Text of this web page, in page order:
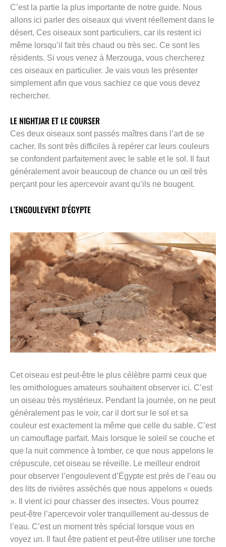
C’est la partie la plus importante de notre guide. Nous
allons ici parler des oiseaux qui vivent réellement dans le
désert. Ces oiseaux sont particuliers, car ils restent ici
même lorsqu’il fait très chaud ou très sec. Ce sont les
résidents. Si vous venez à Merzouga, vous chercherez
ces oiseaux en particulier. Je vais vous les présenter
simplement afin que vous sachiez ce que vous devez
rechercher.
LE NIGHTJAR ET LE COURSER
Ces deux oiseaux sont passés maîtres dans l’art de se
cacher. Ils sont très difficiles à repérer car leurs couleurs
se confondent parfaitement avec le sable et le sol. Il faut
généralement avoir beaucoup de chance ou un œil très
perçant pour les apercevoir avant qu’ils ne bougent.
L’ENGOULEVENT D’ÉGYPTE
Cet oiseau est peut-être le plus célèbre parmi ceux que
les ornithologues amateurs souhaitent observer ici. C’est
un oiseau très mystérieux. Pendant la journée, on ne peut
généralement pas le voir, car il dort sur le sol et sa
couleur est exactement la même que celle du sable. C’est
un camouflage parfait. Mais lorsque le soleil se couche et
que la nuit commence à tomber, ce que nous appelons le
crépuscule, cet oiseau se réveille. Le meilleur endroit
pour observer l’engoulevent d’Égypte est près de l’eau ou
des lits de rivières asséchés que nous appelons « oueds
». Il vient ici pour chasser des insectes. Vous pourrez
peut-être l’apercevoir voler tranquillement au-dessus de
l’eau. C’est un moment très spécial lorsque vous en
voyez un. Il faut être patient et peut-être utiliser une torche